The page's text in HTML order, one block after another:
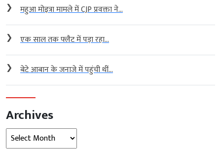
❯ महुआ मोइत्रा मामले में CJP प्रवक्ता ने...
❯ एक साल तक फ्लैट में पड़ा रहा...
❯ बेटे आबान के जनाजे में पहुंची थीं...
Archives
Archives